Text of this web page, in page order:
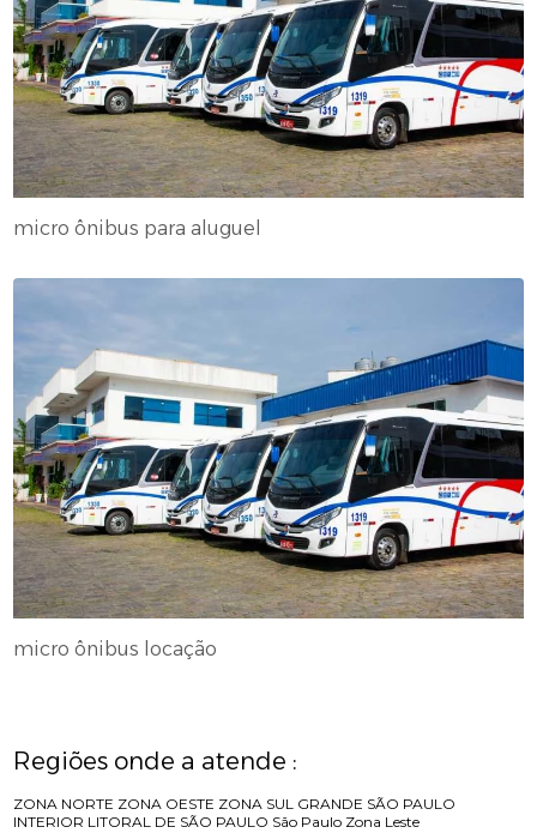
micro ônibus para aluguel
micro ônibus locação
Regiões onde a atende :
ZONA NORTE ZONA OESTE ZONA SUL GRANDE SÃO PAULO
INTERIOR LITORAL DE SÃO PAULO São Paulo Zona Leste